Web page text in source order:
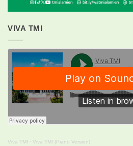
VIVA TMI
Viva TMI · Viva TMI (Piano Version)